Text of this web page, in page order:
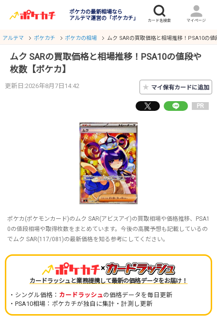
ポケカの最新相場なら
アルテマ運営の「ポケカチ」
アルテマ ポケカチ ポケカの相場 ムク SARの買取価格と相場推移！PSA10の
ムク SARの買取価格と相場推移！PSA10の値段や
枚数【ポケカ】
更新日:2026年8月7日14:42 ★ マイ保有カードに追加
PR
ポケカ(ポケモンカード)のムク SAR(アビスアイ)の買取相場や価格推移、PSA1
0の値段相場や取得枚数をまとめています。今後の高騰予想も記載しているの
でムク SAR(117/081)の最新価格を知る参考にしてください。
×
カードラッシュと業務提携して最新の価格データをお届け！
・シングル価格： カードラッシュの価格データを毎日更新
・PSA10相場：ポケカチが独自に集計・計測し更新